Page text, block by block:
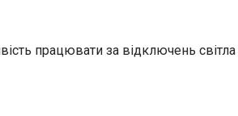
працювати за відключень